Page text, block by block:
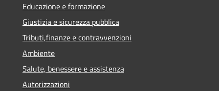
Educazione e formazione
Giustizia e sicurezza pubblica
Tributi,finanze e contravvenzioni
Ambiente
Salute, benessere e assistenza
Autorizzazioni